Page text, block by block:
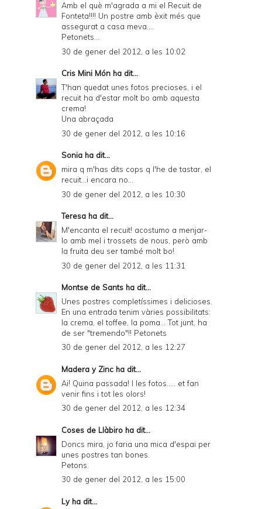
Amb el què m'agrada a mi el Recuit de
Fonteta!!!! Un postre amb èxit més que
assegurat a casa meva....
Petonets...
30 de gener del 2012, a les 10:02
Cris Mini Món ha dit...
T'han quedat unes fotos precioses, i el
recuit ha d'estar molt bo amb aquesta
crema!
Una abraçada
30 de gener del 2012, a les 10:16
Sonia ha dit...
mira q m'has dits cops q l'he de tastar, el
recuit...i encara no...
30 de gener del 2012, a les 10:30
Teresa ha dit...
M'encanta el recuit! acostumo a menjar-
lo amb mel i trossets de nous, però amb
la fruita deu ser també molt bo!
30 de gener del 2012, a les 11:31
Montse de Sants ha dit...
Unes postres completíssimes i delicioses.
En una entrada tenim vàries possibilitats:
la crema, el toffee, la poma... Tot junt, ha
de ser "tremendo"!! Petonets
30 de gener del 2012, a les 12:27
Madera y Zinc ha dit...
Ai! Quina passada! I les fotos..... et fan
venir fins i tot les olors!
30 de gener del 2012, a les 12:34
Coses de Llàbiro ha dit...
Doncs mira, jo faria una mica d'espai per
unes postres tan bones.
Petons.
30 de gener del 2012, a les 15:00
Lyha dit...